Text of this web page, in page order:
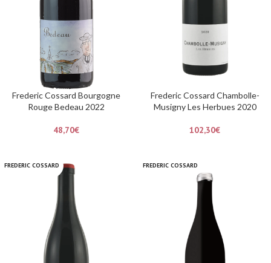
Frederic Cossard Bourgogne
Rouge Bedeau 2022
48,70€
Frederic Cossard Chambolle-
Musigny Les Herbues 2020
102,30€
FREDERIC COSSARD FREDERIC COSSARD